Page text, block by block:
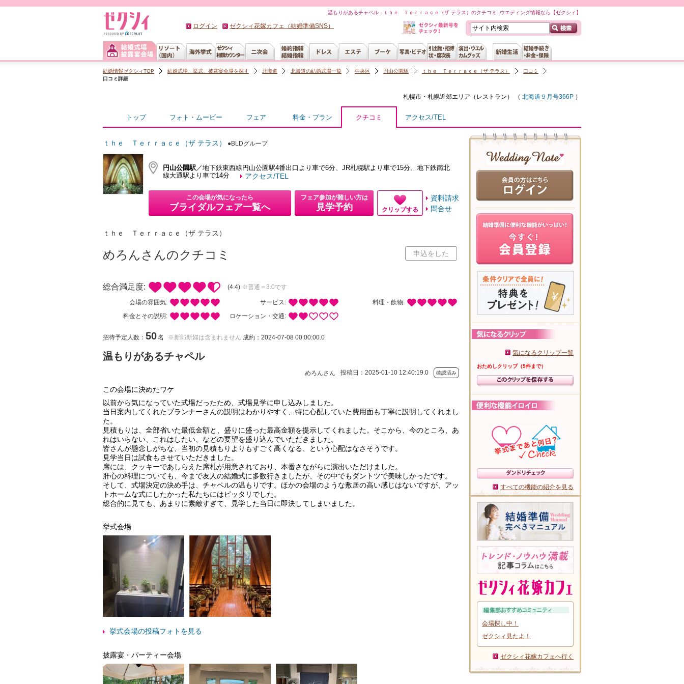
温もりがあるチャペル - ｔｈｅ Ｔｅｒｒａｃｅ（ザ テラス）のクチコミ -ウエディング情報なら【ゼクシィ】
ログイン ゼクシィ花嫁カフェ（結婚準備SNS）
結婚情報ゼクシィTOP 結婚式場、挙式、披露宴会場を探す 北海道 北海道の結婚式場一覧 中央区 円山公園駅 ｔｈｅ Ｔｅｒｒａｃｅ（ザ テラス）
口コミ
口コミ詳細
札幌市・札幌近郊エリア（ レストラン ） （ 北海道９月号366P ）
トップ フォト・ムービー フェア 料金・プラン クチコミ アクセス/TEL
ｔｈｅ Ｔｅｒｒａｃｅ（ザ テラス） ●BLDグループ
円山公園駅／地下鉄東西線円山公園駅4番出口より車で6分、JR札幌駅より車で15分、地下鉄南北
線大通駅より車で14分
アクセス/TEL
この会場が気になったら
ブライダルフェア一覧へ
フェア参加が難しい方は
見学予約 クリップする
資料請求
問合せ
ｔｈｅ Ｔｅｒｒａｃｅ（ザ テラス）
めろんさんのクチコミ 申込をした
総合満足度: (4.4) ※普通＝3.0です
会場の雰囲気: サービス:
料理・飲物:
料金とその説明:
ロケーション・交通:
招待予定人数： 50名 ※新郎新婦は含まれません 成約：2024-07-08 00:00:00.0
温もりがあるチャペル
めろんさん 投稿日：2025-01-10 12:40:19.0 確認済み
この会場に決めたワケ
以前から気になっていた式場だったため、式場見学に申し込みしました。
当日案内してくれたプランナーさんの説明はわかりやすく、特に心配していた費用面も丁寧に説明してくれまし
た。
見積もりは、全部省いた最低金額と、盛りに盛った最高金額を提示してくれました。そこから、今のところ、あ
れはいらない、これはしたい、などの要望を盛り込んでいただきました。
皆さんが懸念しがちな、当初の見積もりよりもすごく高くなる、という心配はなさそうです。
見学当日は試食もさせていただきました。
席には、クッキーであしらえた席札が用意されており、本番さながらに演出いただけました。
肝心の料理についても、今まで友人の結婚式に多数行きましたが、その中でもダントツで美味しかったです。
そして、式場決定の決め手は、チャペルの温もりです。ほかの会場のような敷居の高い感じはないですが、アッ
トホームな式にしたかった私たちにはピッタリでした。
総合的に見ても、あまりに素敵すぎて、見学した当日に即決してしまいました。
挙式会場
挙式会場の投稿フォトを見る
披露宴・パーティー会場
気になるクリップ一覧
おためしクリップ（5件まで）
すべての機能の紹介を見る
会場探し中！
ゼクシィ見たよ！
ゼクシィ花嫁カフェへ行く